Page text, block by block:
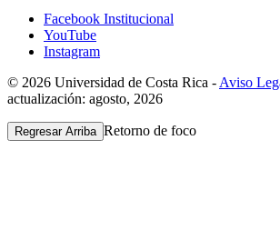
Facebook Institucional
YouTube
Instagram
© 2026 Universidad de Costa Rica - Aviso
actualización: agosto, 2026
Regresar Arriba Retorno de foco